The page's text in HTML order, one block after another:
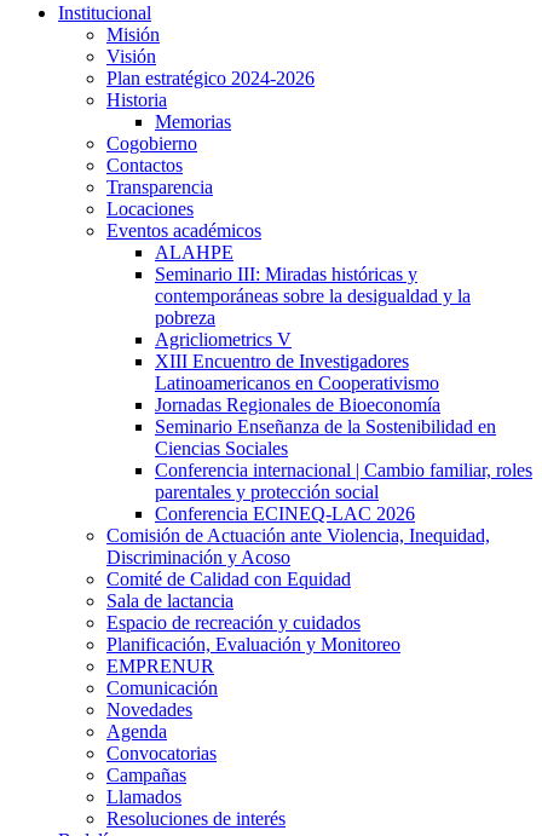
Institucional
Misión
Visión
Plan estratégico 2024-2026
Historia
Memorias
Cogobierno
Contactos
Transparencia
Locaciones
Eventos académicos
ALAHPE
Seminario III: Miradas históricas y
contemporáneas sobre la desigualdad y la
pobreza
Agricliometrics V
XIII Encuentro de Investigadores
Latinoamericanos en Cooperativismo
Jornadas Regionales de Bioeconomía
Seminario Enseñanza de la Sostenibilidad en
Ciencias Sociales
Conferencia internacional | Cambio familiar, roles
parentales y protección social
Conferencia ECINEQ-LAC 2026
Comisión de Actuación ante Violencia, Inequidad,
Discriminación y Acoso
Comité de Calidad con Equidad
Sala de lactancia
Espacio de recreación y cuidados
Planificación, Evaluación y Monitoreo
EMPRENUR
Comunicación
Novedades
Agenda
Convocatorias
Campañas
Llamados
Resoluciones de interés